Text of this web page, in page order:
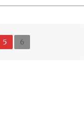
PAGE
5 Page
6